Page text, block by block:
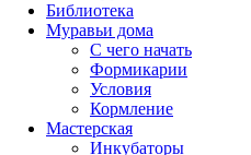
Библиотека
Муравьи дома
С чего начать
Формикарии
Условия
Кормление
Мастерская
Инкубаторы